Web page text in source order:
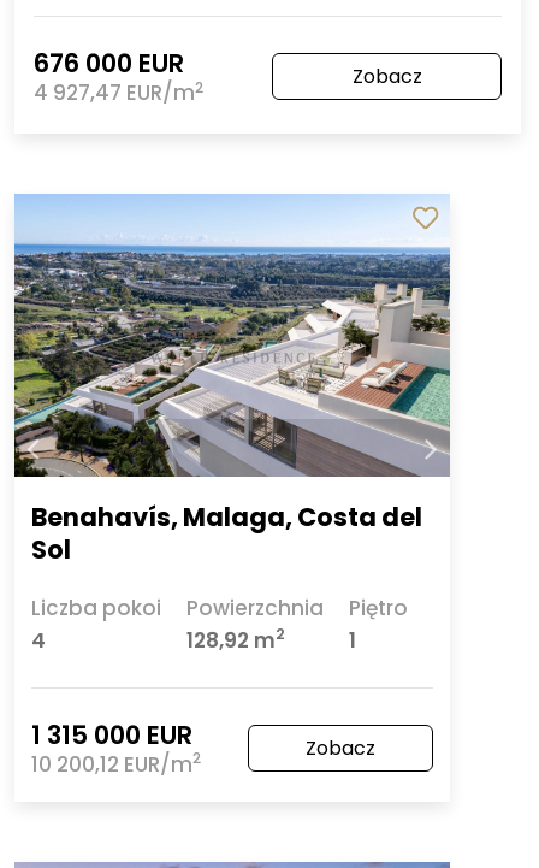
676 000 EUR
4 927,47 EUR/m2 Zobacz
Benahavís, Malaga, Costa del
Sol
Liczba pokoi
4
Powierzchnia
128,92 m2
Piętro
1
1 315 000 EUR
10 200,12 EUR/m2 Zobacz